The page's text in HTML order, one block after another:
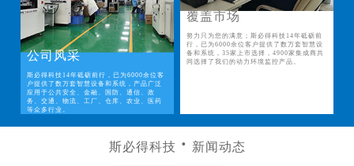
公司风采
斯必得科技14年砥砺前行，已为6000余位客
户提供了数万套智慧设备和系统，产品广泛
应用于公共安全、金融、国防、通信、政
务、交通、物流、工厂、仓库、农业、医药
等众多行业。
覆盖市场
努力只为您的满意；斯必得科技14年砥砺前
行，已为6000余位客户提供了数万套智慧设
备和系统，35家上市选择，4900家集成商共
同选择了我们的动力环境监控产品。
斯必得科技 新闻动态